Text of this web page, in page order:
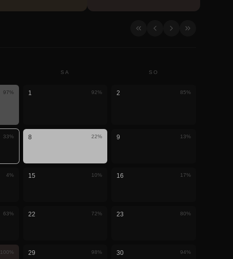
SA SO
97% 1 92% 2 85%
33% 8 22% 9 13%
4% 15 10% 16 17%
63% 22 72% 23 80%
100% 29 98% 30 94%